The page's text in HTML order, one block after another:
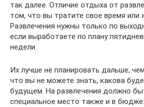
так далее. Отличие отдыха от
том, что вы тратите свое время или
Развлечения нужны только по
если выработаете по плану
недели.
Их лучше не планировать дальше,
что вы не можете знать, какова
будущем. На развлечения должно
специальное место также и в